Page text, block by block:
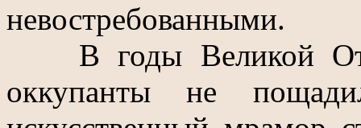
невостребованными.
В годы Великой
оккупанты не